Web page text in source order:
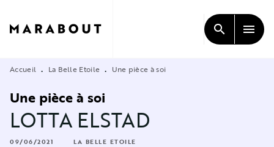
CONTENU
search menu
Accueil • La Belle Etoile • Une pièce à soi
Une pièce à soi
LOTTA ELSTAD
09/06/2021 LA BELLE ETOILE